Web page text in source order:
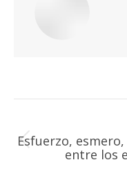
navigation
Esfuerzo,
entre los